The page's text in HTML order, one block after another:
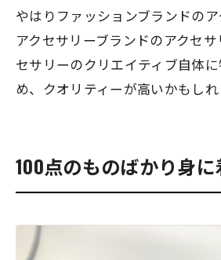
やはりファッションブランドの
アクセサリーブランドのアクセ
セサリーのクリエイティブ自体
め、クオリティーが高いかもしれ
100点のものばかり身